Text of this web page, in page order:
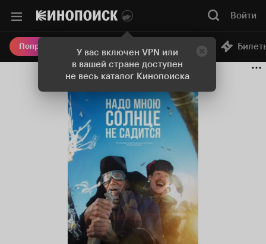
У вас включен VPN или
в вашей стране доступен
не весь каталог Кинопоиска
Войти
Попробовать Плюс Онлайн-кинотеатр